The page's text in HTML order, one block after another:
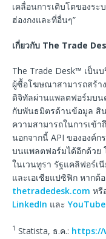
เคลื่อนการเติบโตของร
ฮ่องกงและที่อื่นๆ”
เกี่ยวกับ The Trade
The Trade Desk™ เป็น
ผู้ซื้อโฆษณาสามารถสร้า
ดิจิทัลผ่านแพลตฟอร์มบน
กับพันธมิตรด้านข้อมูล สิ
ความสามารถในการเข้
นอกจากนี้ API ขององค์
บนแพลตฟอร์มได้อีกด้วย
ในเวนทูรา รัฐแคลิฟอร์เ
และเอเชียแปซิฟิก หากต้
thetradedesk.com หรื
LinkedIn และYouTube
1 Statista, ธ.ค.: https://